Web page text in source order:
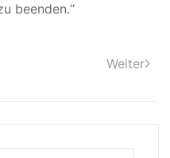
beenden.“
Weiter